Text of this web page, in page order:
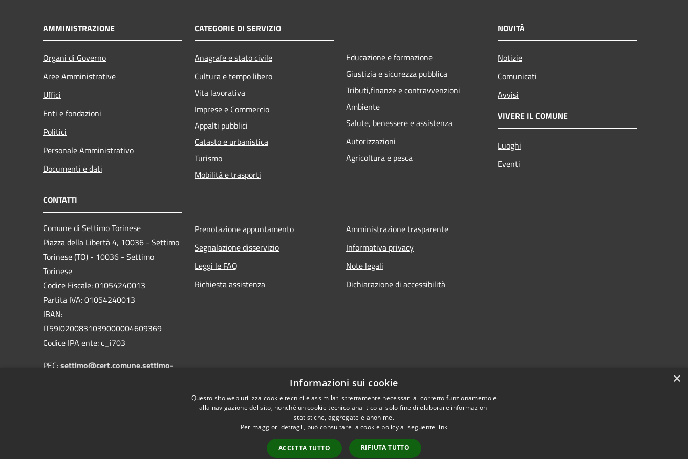
AMMINISTRAZIONE
Organi di Governo
Aree Amministrative
Uffici
Enti e fondazioni
Politici
Personale Amministrativo
Documenti e dati
CATEGORIE DI SERVIZIO
Anagrafe e stato civile
Cultura e tempo libero
Vita lavorativa
Imprese e Commercio
Appalti pubblici
Catasto e urbanistica
Turismo
Mobilità e trasporti
Educazione e formazione
Giustizia e sicurezza pubblica
Tributi,finanze e contravvenzioni
Ambiente
Salute, benessere e assistenza
Autorizzazioni
Agricoltura e pesca
NOVITÀ
Notizie
Comunicati
Avvisi
VIVERE IL COMUNE
Luoghi
Eventi
CONTATTI
Comune di Settimo Torinese
Piazza della Libertà 4, 10036 - Settimo
Torinese (TO) - 10036 - Settimo
Torinese
Codice Fiscale: 01054240013
Partita IVA: 01054240013
IBAN:
IT59I0200831039000004609369
Codice IPA ente: c_i703
PEC:settimo@cert.comune.settimo-
Prenotazione appuntamento
Segnalazione disservizio
Leggi le FAQ
Richiesta assistenza
Amministrazione trasparente
Informativa privacy
Note legali
Dichiarazione di accessibilità
Copyright © 2026 • Città di Settimo Torinese • Powered by
×
Informazioni sui cookie
Questo sito web utilizza cookie tecnici e assimilati strettamente necessari al corretto funzionamento e
alla navigazione del sito, nonché un cookie tecnico analitico al solo fine di elaborare informazioni
statistiche, aggregate e anonime.
Per maggiori dettagli, può consultare la cookie policy al seguente link
ACCETTA TUTTO RIFIUTA TUTTO